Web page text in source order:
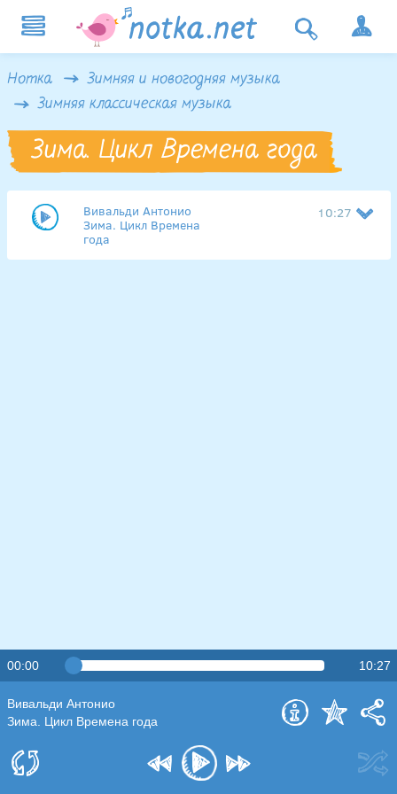
Нотка
Зимняя и новогодняя музыка
Зимняя классическая музыка
Зима. Цикл Времена года
Вивальди Антонио
Зима. Цикл Времена
года
10:27
00:00 10:27
Вивальди Антонио
Зима. Цикл Времена года